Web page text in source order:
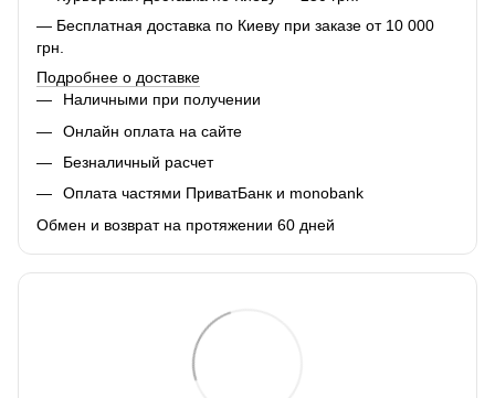
— Бесплатная доставка по Киеву при заказе от 10 000
грн.
Подробнее о доставке
Наличными при получении
Онлайн оплата на сайте
Безналичный расчет
Оплата частями ПриватБанк и monobank
Обмен и возврат на протяжении 60 дней